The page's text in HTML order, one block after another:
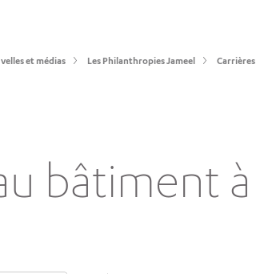
et médias Les Philanthropies Jameel Carrières
bâtiment à